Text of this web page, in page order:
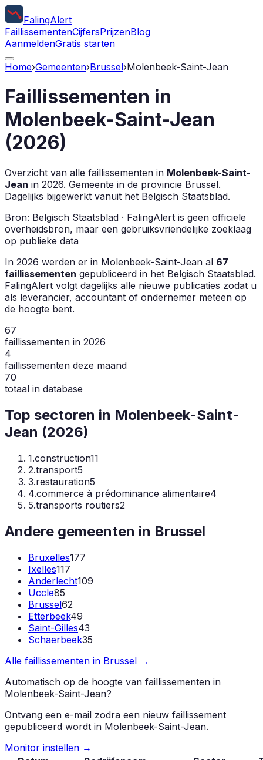
FalingAlert
FaillissementenCijfersPrijzenBlog
AanmeldenGratis starten
Home›Gemeenten›Brussel›Molenbeek-Saint-Jean
Faillissementen in
Molenbeek-Saint-Jean
(2026)
Overzicht van alle faillissementen in Molenbeek-Saint-
Jean in 2026. Gemeente in de provincie Brussel.
Dagelijks bijgewerkt vanuit het Belgisch Staatsblad.
Bron: Belgisch Staatsblad · FalingAlert is geen officiële
overheidsbron, maar een gebruiksvriendelijke zoeklaag
op publieke data
In 2026 werden er in Molenbeek-Saint-Jean al 67
faillissementen gepubliceerd in het Belgisch Staatsblad.
FalingAlert volgt dagelijks alle nieuwe publicaties zodat u
als leverancier, accountant of ondernemer meteen op
de hoogte bent.
67
faillissementen in 2026
4
faillissementen deze maand
70
totaal in database
Top sectoren in Molenbeek-Saint-
Jean (2026)
1.construction11
2.transport5
3.restauration5
4.commerce à prédominance alimentaire4
5.transports routiers2
Andere gemeenten in Brussel
Bruxelles177
Ixelles117
Anderlecht109
Uccle85
Brussel62
Etterbeek49
Saint-Gilles43
Schaerbeek35
Alle faillissementen in Brussel →
Automatisch op de hoogte van faillissementen in
Molenbeek-Saint-Jean?
Ontvang een e-mail zodra een nieuw faillissement
gepubliceerd wordt in Molenbeek-Saint-Jean.
Monitor instellen →